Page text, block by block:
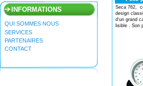
INFORMATIONS
QUI SOMMES NOUS
SERVICES
PARTENAIRES
CONTACT
Seca 762,
design
d‘un grand
lisible . Son